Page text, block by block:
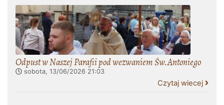
Odpust w Naszej Parafii pod wezwaniem Św.Antoniego
sobota, 13/06/2026 21:03
Czytaj wiecej